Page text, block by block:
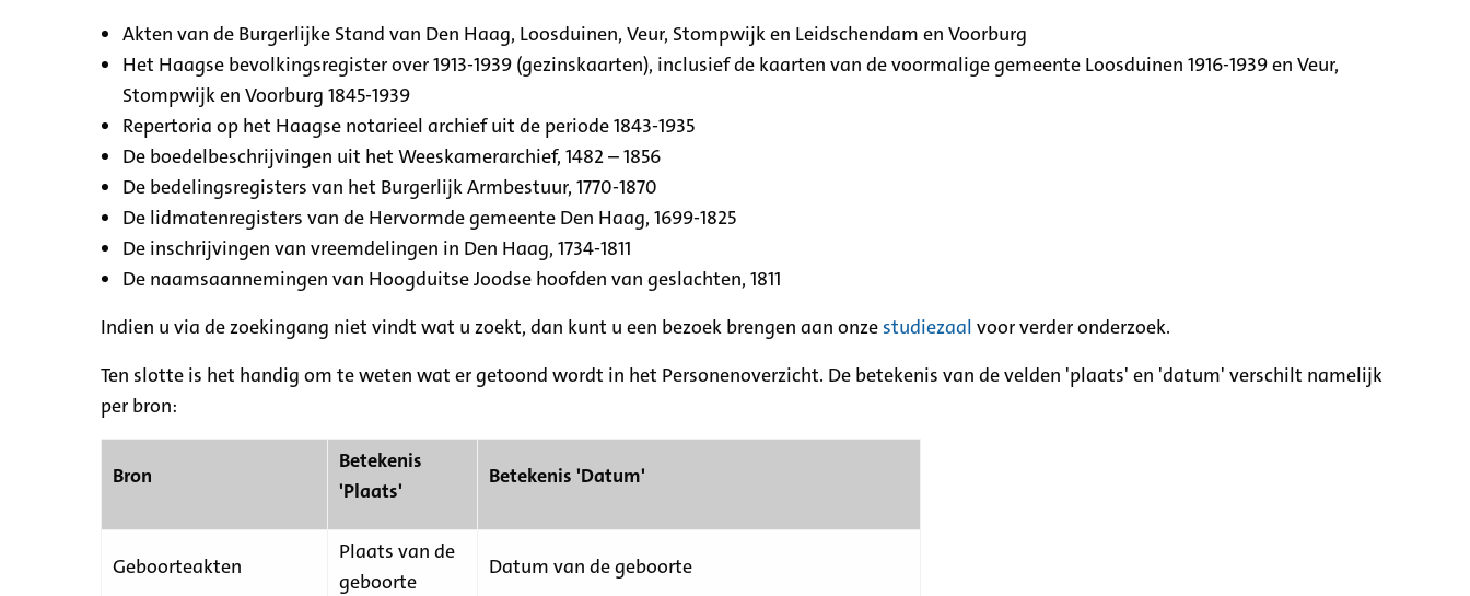
Akten van de Burgerlijke Stand van Den Haag, Loosduinen, Veur, Stompwijk en Leidschendam en Voorburg
Het Haagse bevolkingsregister over 1913-1939 (gezinskaarten), inclusief de kaarten van de voormalige gemeente Loosduinen 1916-1939 en Veur,
Stompwijk en Voorburg 1845-1939
Repertoria op het Haagse notarieel archief uit de periode 1843-1935
De boedelbeschrijvingen uit het Weeskamerarchief, 1482 – 1856
De bedelingsregisters van het Burgerlijk Armbestuur, 1770-1870
De lidmatenregisters van de Hervormde gemeente Den Haag, 1699-1825
De inschrijvingen van vreemdelingen in Den Haag, 1734-1811
De naamsaannemingen van Hoogduitse Joodse hoofden van geslachten, 1811
Indien u via de zoekingang niet vindt wat u zoekt, dan kunt u een bezoek brengen aan onze studiezaal voor verder onderzoek.
Ten slotte is het handig om te weten wat er getoond wordt in het Personenoverzicht. De betekenis van de velden 'plaats' en 'datum' verschilt namelijk
per bron:
Bron
Betekenis
'Plaats'
Betekenis 'Datum'
Geboorteakten
Plaats van de
geboorte
Datum van de geboorte